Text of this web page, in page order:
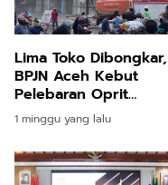
Lima Toko Dibongkar,
BPJN Aceh Kebut
Pelebaran Oprit
Jembatan Baru Kuta
Blang
1 minggu yang lalu